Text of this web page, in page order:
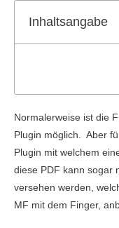
Inhaltsangabe
Normalerweise ist die
Plugin möglich. Aber
Plugin mit welchem
diese PDF kann sogar
versehen werden,
MF mit dem Finger,